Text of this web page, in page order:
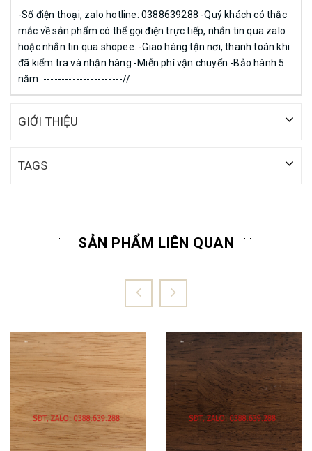
-Số điện thoại, zalo hotline: 0388639288 -Quý khách có thắc
mắc về sản phẩm có thể gọi điện trực tiếp, nhắn tin qua zalo
hoặc nhắn tin qua shopee. -Giao hàng tận nơi, thanh toán khi
đã kiểm tra và nhận hàng -Miễn phí vận chuyển -Bảo hành 5
năm. ----------------------//
GIỚI THIỆU
TAGS
SẢN PHẨM LIÊN QUAN